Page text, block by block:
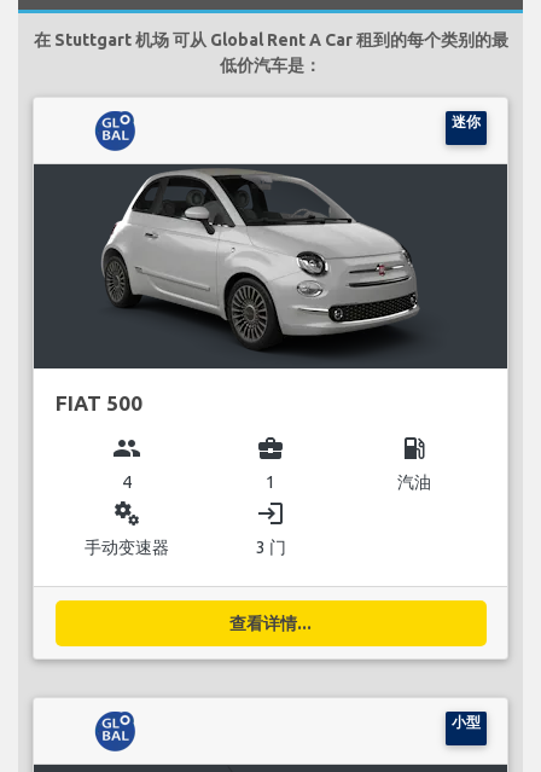
在 Stuttgart 机场 可从 Global Rent A Car 租到的每个类别的最
低价汽车是：
迷你
FIAT 500
group
4
business_center
1
local_gas_station
汽油
miscellaneous_services
手动变速器
login
3 门
查看详情...
小型